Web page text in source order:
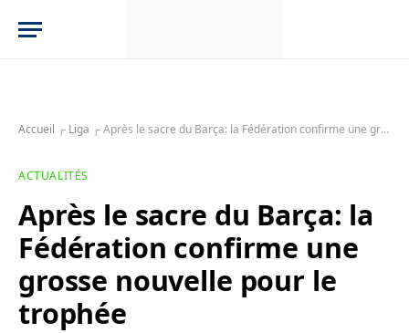
Accueil ┌ Liga ┌Après le sacre du Barça: la Fédération confirme une grosse nouvelle pour le trophée
ACTUALITÉS
Après le sacre du Barça: la
Fédération confirme une
grosse nouvelle pour le
trophée